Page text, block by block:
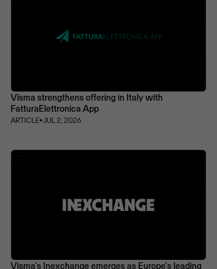
Visma strengthens offering in Italy with
FatturaElettronica App
ARTICLE⏵JUL 2, 2026
Visma’s Inexchange emerges as Europe's leading